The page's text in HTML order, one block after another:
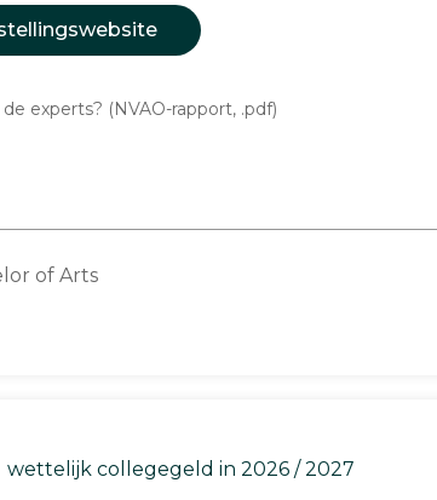
experts? (NVAO-rapport, .pdf)
of Arts
wettelijk collegegeld in 2026 / 2027